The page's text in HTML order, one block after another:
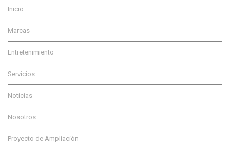
Inicio
Marcas
Entretenimiento
Servicios
Noticias
Nosotros
Proyecto de Ampliación